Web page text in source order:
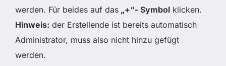
werden. Für beides auf das „+“- Symbol klicken.
Hinweis: der Erstellende ist bereits automatisch
Administrator, muss also nicht hinzu gefügt
werden.